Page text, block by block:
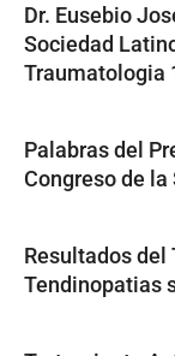
Dr. Eusebio
Sociedad
Traumatologia
Palabras del
Congreso de la
Resultados
Tendinopatias